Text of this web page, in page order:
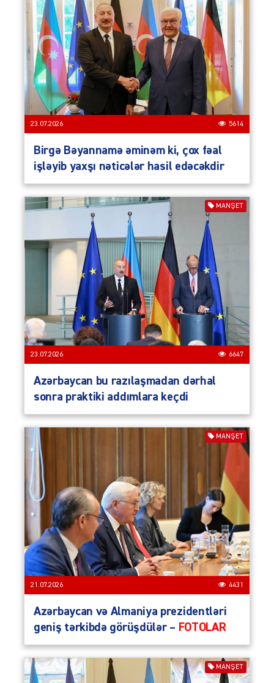
23.07.2026 5614
Birgə Bəyannamə əminəm ki, çox fəal
işləyib yaxşı nəticələr hasil edəcəkdir
MANŞET
23.07.2026 6647
Azərbaycan bu razılaşmadan dərhal
sonra praktiki addımlara keçdi
MANŞET
21.07.2026 4431
Azərbaycan və Almaniya prezidentləri
geniş tərkibdə görüşdülər – FOTOLAR
MANŞET